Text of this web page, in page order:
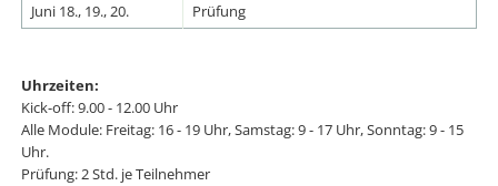
Juni 18., 19., 20.
Prüfung
Uhrzeiten:
Kick-off: 9.00 - 12.00 Uhr
Alle Module: Freitag: 16 - 19 Uhr, Samstag: 9 - 17 Uhr, Sonntag: 9 - 15
Uhr.
Prüfung: 2 Std. je Teilnehmer